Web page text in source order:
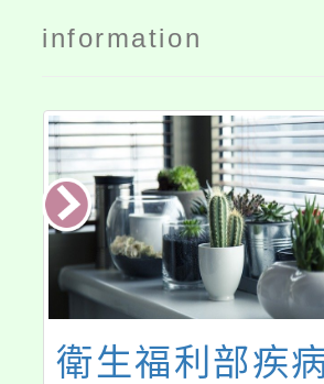
information
衛生福利部疾